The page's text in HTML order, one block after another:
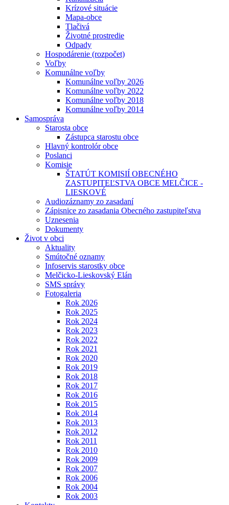
Krízové situácie
Mapa-obce
Tlačivá
Životné prostredie
Odpady
Hospodárenie (rozpočet)
Voľby
Komunálne voľby
Komunálne voľby 2026
Komunálne voľby 2022
Komunálne voľby 2018
Komunálne voľby 2014
Samospráva
Starosta obce
Zástupca starostu obce
Hlavný kontrolór obce
Poslanci
Komisie
ŠTATÚT KOMISIÍ OBECNÉHO
ZASTUPITEĽSTVA OBCE MELČICE -
LIESKOVÉ
Audiozáznamy zo zasadaní
Zápisnice zo zasadania Obecného zastupiteľstva
Uznesenia
Dokumenty
Život v obci
Aktuality
Smútočné oznamy
Infoservis starostky obce
Melčicko-Lieskovský Elán
SMS správy
Fotogaleria
Rok 2026
Rok 2025
Rok 2024
Rok 2023
Rok 2022
Rok 2021
Rok 2020
Rok 2019
Rok 2018
Rok 2017
Rok 2016
Rok 2015
Rok 2014
Rok 2013
Rok 2012
Rok 2011
Rok 2010
Rok 2009
Rok 2007
Rok 2006
Rok 2004
Rok 2003